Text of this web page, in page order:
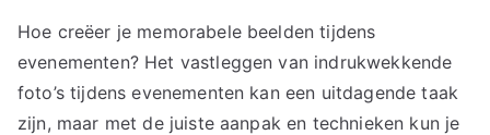
Hoe creëer je memorabele beelden tijdens
evenementen? Het vastleggen van indrukwekkende
foto’s tijdens evenementen kan een uitdagende taak
zijn, maar met de juiste aanpak en technieken kun je